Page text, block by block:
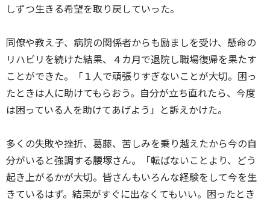
しずつ生きる希望を取り戻していった。
同僚や教え子、病院の関係者からも励ましを受け、懸命の
リハビリを続けた結果、４カ月で退院し職場復帰を果たす
ことができた。「１人で頑張りすぎないことが大切。困っ
たときは人に助けてもらおう。自分が立ち直れたら、今度
は困っている人を助けてあげよう」と訴えかけた。
多くの失敗や挫折、葛藤、苦しみを乗り越えたから今の自
分がいると強調する腰塚さん。「転ばないことより、どう
起き上がるかが大切。皆さんもいろんな経験をして今を生
きているはず。結果がすぐに出なくてもいい。困ったとき